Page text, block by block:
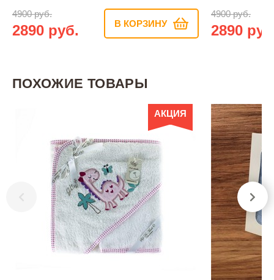
4900 руб.
2890 руб. В КОРЗИНУ
4900 руб.
2890
ПОХОЖИЕ ТОВАРЫ
АКЦИЯ